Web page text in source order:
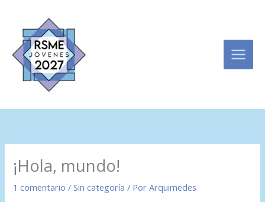
contenido
¡Hola, mundo!
1 comentario /Sin categoría / PorArquimedes